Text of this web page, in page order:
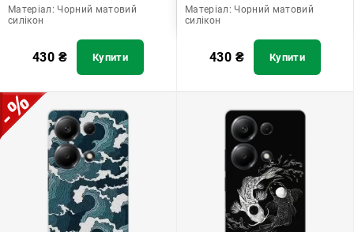
Матеріал: Чорний матовий
силікон
430 ₴ Купити
Матеріал: Чорний матовий
силікон
430 ₴ Купити